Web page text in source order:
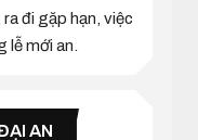
đi gặp hạn, việc
lễ mới an.
AN